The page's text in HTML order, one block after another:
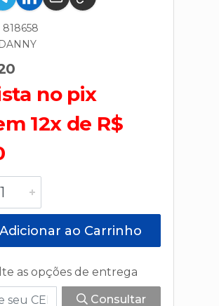
818658
DANNY
no pix
12x de R$
Adicionar ao Carrinho
as opções de entrega
Consultar